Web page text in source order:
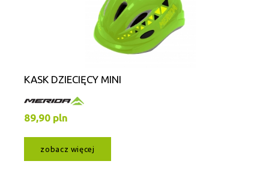
KASK DZIECIĘCY MINI
89,90 pln
zobacz więcej